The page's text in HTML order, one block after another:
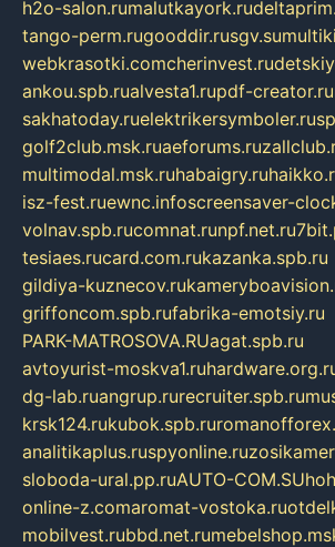
h2o-salon.rumalutkayork.ru
tango-perm.rugooddir.rusgv.su
webkrasotki.comcherinvest.ru
ankou.spb.rualvesta1.rupdf-creator.ru
sakhatoday.ruelektrikersymboler.ru
golf2club.msk.ruaeforums.ru
multimodal.msk.ruhabaigry.ru
isz-fest.ruewnc.infoscreensaver-
volnav.spb.rucomnat.runpf.net.ru
tesiaes.rucard.com.rukazanka.spb.ru
gildiya-kuznecov.ru
griffoncom.spb.rufabrika-emotsiy.ru
PARK-MATROSOVA.RUagat.spb.ru
avtoyurist-moskva1.ru
dg-lab.ruangrup.rurecruiter.spb.ru
krsk124.rukubok.spb.ru
analitikaplus.ruspyonline.ru
sloboda-ural.pp.ruAUTO-COM.SU
online-z.comaromat-vostoka.ru
mobilvest.rubbd.net.ru